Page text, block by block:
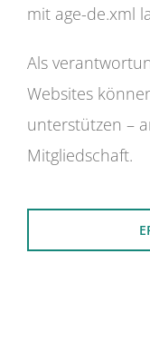
mit age-de.xml
Als
Websites
unterstützen –
Mitgliedschaft.